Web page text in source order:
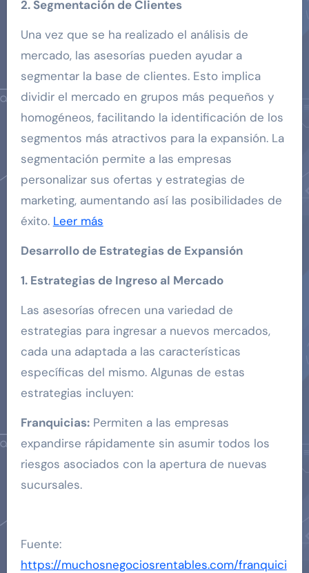
2. Segmentación de Clientes
Una vez que se ha realizado el análisis de
mercado, las asesorías pueden ayudar a
segmentar la base de clientes. Esto implica
dividir el mercado en grupos más pequeños y
homogéneos, facilitando la identificación de los
segmentos más atractivos para la expansión. La
segmentación permite a las empresas
personalizar sus ofertas y estrategias de
marketing, aumentando así las posibilidades de
éxito. Leer más
Desarrollo de Estrategias de Expansión
1. Estrategias de Ingreso al Mercado
Las asesorías ofrecen una variedad de
estrategias para ingresar a nuevos mercados,
cada una adaptada a las características
específicas del mismo. Algunas de estas
estrategias incluyen:
Franquicias:Permiten a las empresas
expandirse rápidamente sin asumir todos los
riesgos asociados con la apertura de nuevas
sucursales.
Fuente:
https://muchosnegociosrentables.com/franquici